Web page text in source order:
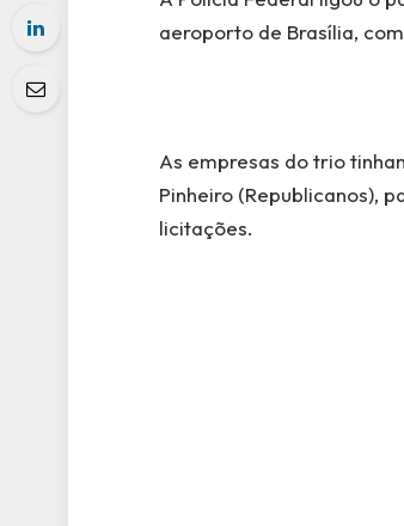
aeroporto de Brasília,
As empresas do trio
Pinheiro (Republicanos),
licitações.